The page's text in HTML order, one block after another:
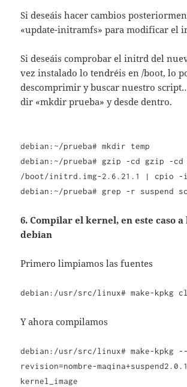
Si deseáis hacer cambios
«update-initramfs» para modificar el
Si deseáis comprobar el initrd del
vez instalado lo tendréis en /boot, lo
descomprimir y buscar nuestro
dir «mkdir prueba» y desde dentro.
debian:~/prueba# mkdir temp
debian:~/prueba# gzip -cd gzip -cd
/boot/initrd.img-2.6.21.1 | cpio -i
debian:~/prueba# grep -r suspend
6. Compilar el kernel, en este caso
debian
Primero limpiamos las fuentes
debian:/usr/src/linux# make-kpkg
Y ahora compilamos
debian:/usr/src/linux# make-
revision=nombre-maqina+suspend2.0.1
kernel_image